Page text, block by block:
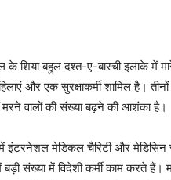
के शिया बहुल दश्त-ए-बारची इलाके में
और एक सुरक्षाकर्मी शामिल है। तीनों
मरने वालों की संख्या बढ़ने की आशंका है।
इंटरनेशल मेडिकल चैरिटी और मेडिसिन
संख्या में विदेशी कर्मी काम करते हैं।